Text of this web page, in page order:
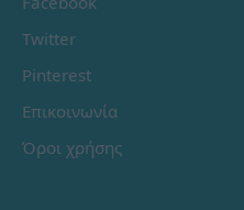
Twitter
Pinterest
Επικοινωνία
Όροι χρήσης